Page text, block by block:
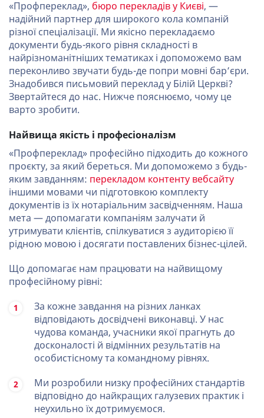
«Профпереклад», бюро перекладів у Києві, —
надійний партнер для широкого кола компаній
різної спеціалізації. Ми якісно перекладаємо
документи будь-якого рівня складності в
найрізноманітніших тематиках і допоможемо вам
переконливо звучати будь-де попри мовні бар’єри.
Знадобився письмовий переклад у Білій Церкві?
Звертайтеся до нас. Нижче пояснюємо, чому це
варто зробити.
Найвища якість і професіоналізм
«Профпереклад» професійно підходить до кожного
проєкту, за який береться. Ми допоможемо з будь-
яким завданням: перекладом контенту вебсайту
іншими мовами чи підготовкою комплекту
документів із їх нотаріальним засвідченням. Наша
мета — допомагати компаніям залучати й
утримувати клієнтів, спілкуватися з аудиторією її
рідною мовою і досягати поставлених бізнес-цілей.
Що допомагає нам працювати на найвищому
професійному рівні:
За кожне завдання на різних ланках
відповідають досвідчені виконавці. У нас
чудова команда, учасники якої прагнуть до
досконалості й відмінних результатів на
особистісному та командному рівнях.
Ми розробили низку професійних стандартів
відповідно до найкращих галузевих практик і
неухильно їх дотримуємося.